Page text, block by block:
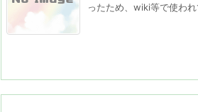
ったため、wiki等で使わ